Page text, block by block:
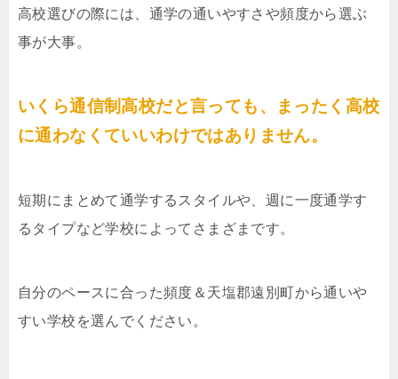
高校選びの際には、通学の通いやすさや頻度から選ぶ
事が大事。
いくら通信制高校だと言っても、まったく高校
に通わなくていいわけではありません。
短期にまとめて通学するスタイルや、週に一度通学す
るタイプなど学校によってさまざまです。
自分のペースに合った頻度＆天塩郡遠別町から通いや
すい学校を選んでください。